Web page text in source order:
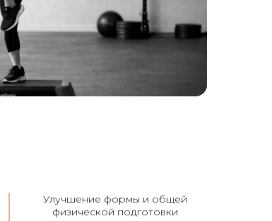
Улучшение формы и общей
физической подготовки